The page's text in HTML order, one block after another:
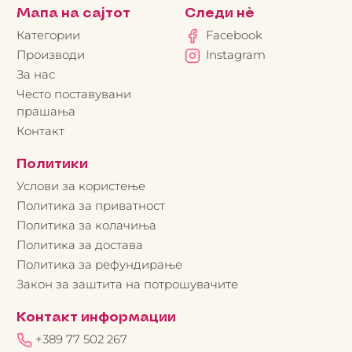
Мапа на сајтот
Категории
Производи
За нас
Често поставувани
прашања
Контакт
Политики
Услови за користење
Политика за приватност
Политика за колачиња
Политика за достава
Политика за рефундирање
Закон за заштита на потрошувачите
Контакт информации
+389 77 502 267
Следи нè
Facebook
Instagram